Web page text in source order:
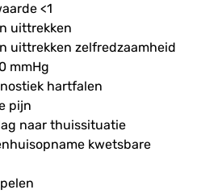
<1
uittrekken
uittrekken zelfredzaamheid
mmHg
hartfalen
pijn
naar thuissituatie
kwetsbare